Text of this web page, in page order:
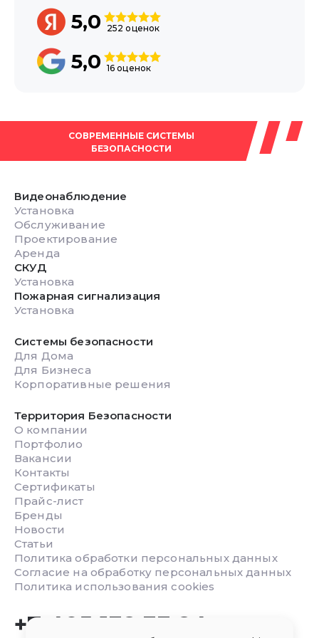
5,0 252 оценок
5,0 16 оценок
СОВРЕМЕННЫЕ СИСТЕМЫ
БЕЗОПАСНОСТИ
Видеонаблюдение
Установка
Обслуживание
Проектирование
Аренда
СКУД
Установка
Пожарная сигнализация
Установка
Системы безопасности
Для Дома
Для Бизнеса
Корпоративные решения
Территория Безопасности
О компании
Портфолио
Вакансии
Контакты
Сертификаты
Прайс-лист
Бренды
Новости
Статьи
Политика обработки персональных данных
Согласие на обработку персональных данных
Политика использования cookies
+7 495 132 33 24